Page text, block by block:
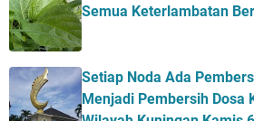
Semua Keterlambatan
Setiap Noda Ada
Menjadi Pembersih Dosa